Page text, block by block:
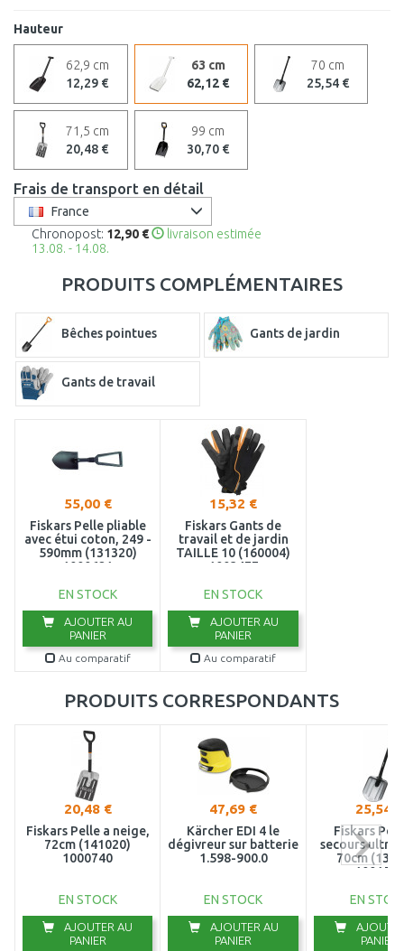
Hauteur
62,9 cm
12,29 €
63 cm
62,12 €
70 cm
25,54 €
71,5 cm
20,48 €
99 cm
30,70 €
Frais de transport en détail
France
Chronopost: 12,90 €
livraison estimée
13.08. - 14.08.
PRODUITS COMPLÉMENTAIRES
Bêches pointues Gants de jardin
Gants de travail
55,00 €
Fiskars Pelle pliable
avec étui coton, 249 -
590mm (131320)
1000621
EN STOCK
AJOUTER AU
PANIER
Au comparatif
15,32 €
Fiskars Gants de
travail et de jardin
TAILLE 10 (160004)
1003477
EN STOCK
AJOUTER AU
PANIER
Au comparatif
PRODUITS CORRESPONDANTS
20,48 €
Fiskars Pelle a neige,
72cm (141020)
1000740
EN STOCK
AJOUTER AU
PANIER
47,69 €
Kärcher EDI 4 le
dégivreur sur batterie
1.598-900.0
EN STOCK
AJOUTER AU
PANIER
25,54 €
Fiskars
secours ultra
70cm
1001574
EN
PANIER